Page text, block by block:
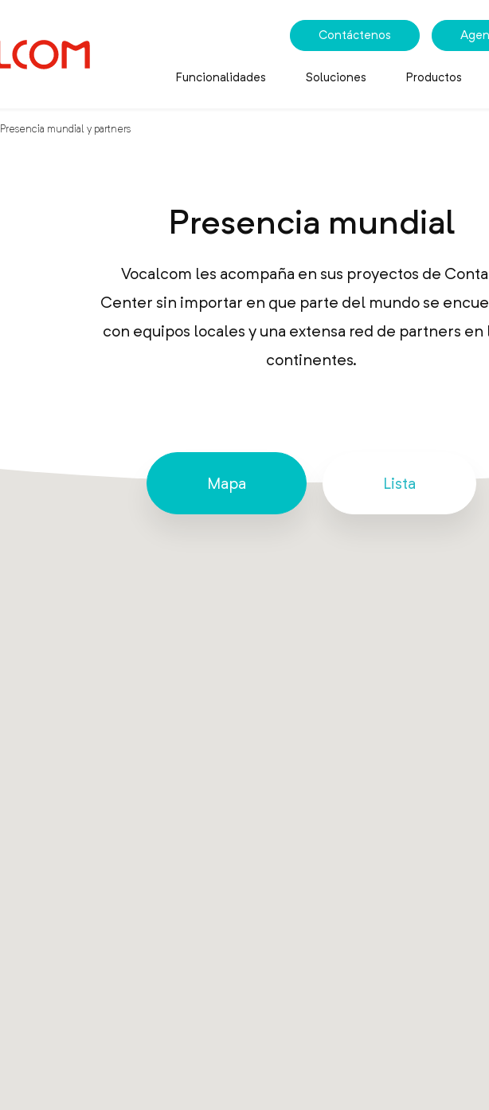
Contáctenos
Funcionalidades Soluciones Productos
Presencia mundial y partners
Presencia mundial
Vocalcom les acompaña en sus proyectos de
Center sin importar en que parte del mundo se
con equipos locales y una extensa red de partners en
continentes.
Mapa Lista